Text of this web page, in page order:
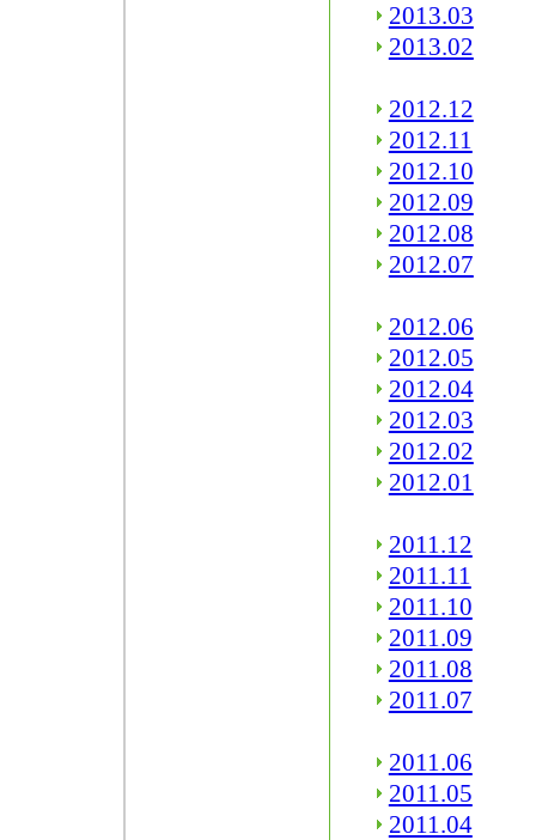
2013.03
2013.02
2012.12
2012.11
2012.10
2012.09
2012.08
2012.07
2012.06
2012.05
2012.04
2012.03
2012.02
2012.01
2011.12
2011.11
2011.10
2011.09
2011.08
2011.07
2011.06
2011.05
2011.04